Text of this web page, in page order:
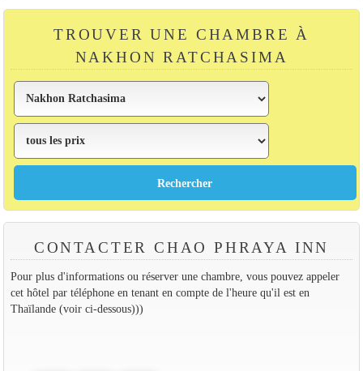
TROUVER UNE CHAMBRE À
NAKHON RATCHASIMA
CONTACTER CHAO PHRAYA INN
Pour plus d'informations ou réserver une chambre, vous pouvez appeler
cet hôtel par téléphone en tenant en compte de l'heure qu'il est en
Thaïlande (voir ci-dessous)))